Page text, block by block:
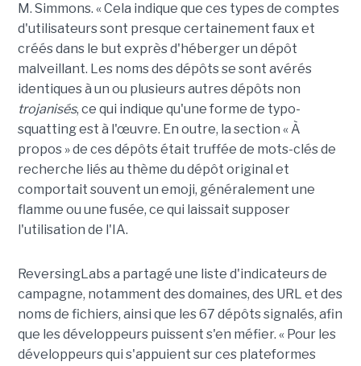
M. Simmons. « Cela indique que ces types de comptes
d'utilisateurs sont presque certainement faux et
créés dans le but exprès d'héberger un dépôt
malveillant. Les noms des dépôts se sont avérés
identiques à un ou plusieurs autres dépôts non
trojanisés, ce qui indique qu'une forme de typo-
squatting est à l'œuvre. En outre, la section « À
propos » de ces dépôts était truffée de mots-clés de
recherche liés au thème du dépôt original et
comportait souvent un emoji, généralement une
flamme ou une fusée, ce qui laissait supposer
l'utilisation de l'IA.
ReversingLabs a partagé une liste d'indicateurs de
campagne, notamment des domaines, des URL et des
noms de fichiers, ainsi que les 67 dépôts signalés, afin
que les développeurs puissent s'en méfier. « Pour les
développeurs qui s'appuient sur ces plateformes